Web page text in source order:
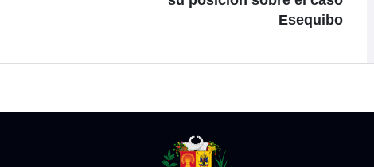
Esequibo